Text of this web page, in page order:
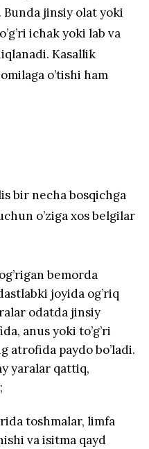
Bunda jinsiy olat yoki
ichak yoki lab va
Kasallik
o’tishi ham
bir necha bosqichga
o’ziga xos belgilar
bemorda
joyida og’riq
odatda jinsiy
anus yoki to’g’ri
atrofida paydo bo’ladi.
yaralar qattiq,
toshmalar, limfa
va isitma qayd